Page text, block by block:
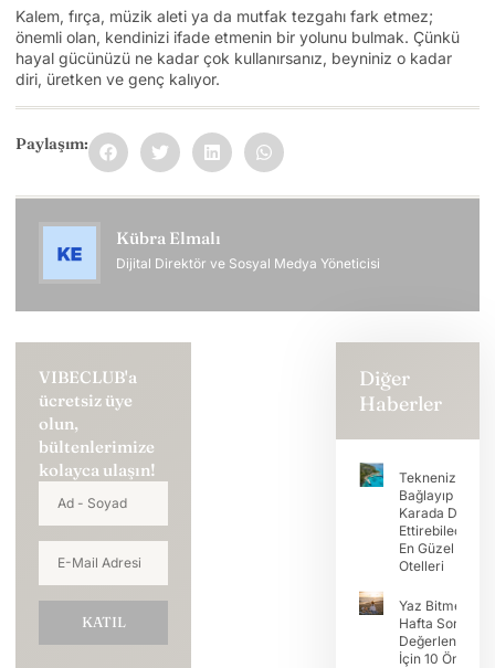
Kalem, fırça, müzik aleti ya da mutfak tezgahı fark etmez;
önemli olan, kendinizi ifade etmenin bir yolunu bulmak. Çünkü
hayal gücünüzü ne kadar çok kullanırsanız, beyniniz o kadar
diri, üretken ve genç kalıyor.
Paylaşım:
Kübra Elmalı
Dijital Direktör ve Sosyal Medya Yöneticisi
VIBECLUB'a
ücretsiz üye
olun,
bültenlerimize
kolayca ulaşın!
KATIL
Diğer
Haberler
Teknenizi
Bağlayıp Tatili
Karada Devam
En Güzel Koy
Otelleri
Yaz Bitmeden
Hafta Sonunu
İçin 10 Öneri